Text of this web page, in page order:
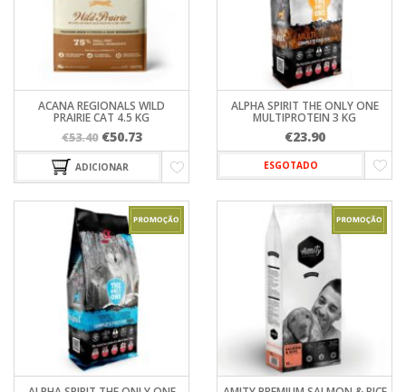
ACANA REGIONALS WILD
PRAIRIE CAT 4.5 KG
€53.40 O
preço
original
€53.40.
€50.73O
preço
atual
€50.73.
ADICIONAR
ALPHA SPIRIT THE ONLY ONE
MULTIPROTEIN 3 KG
€23.90
ESGOTADO